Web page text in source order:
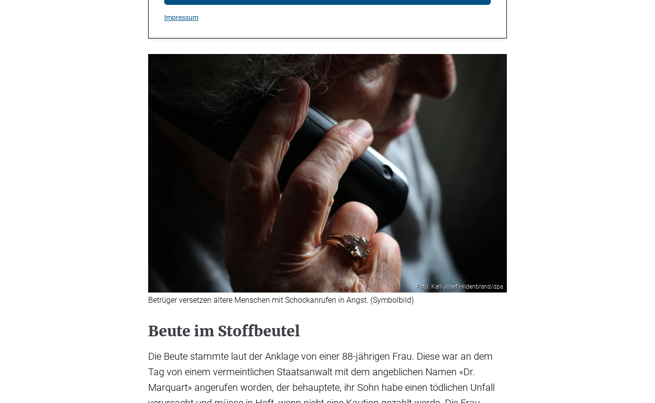
Impressum
Foto: Karl-Josef Hildenbrand/dpa
Betrüger versetzen ältere Menschen mit Schockanrufen in Angst. (Symbolbild)
Beute im Stoffbeutel
Die Beute stammte laut der Anklage von einer 88-jährigen Frau. Diese war an dem
Tag von einem vermeintlichen Staatsanwalt mit dem angeblichen Namen «Dr.
Marquart» angerufen worden, der behauptete, ihr Sohn habe einen tödlichen Unfall